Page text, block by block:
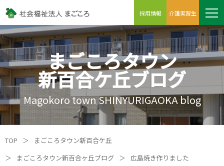
採用情報 介護実習生
まごころタウン
新百合ケ丘ブログ
Magokoro town SHINYURIGAOKA blog
TOP ＞
まごころタウン新百合ケ丘
＞
まごころタウン新百合ヶ丘ブログ ＞ 広島焼き作りました